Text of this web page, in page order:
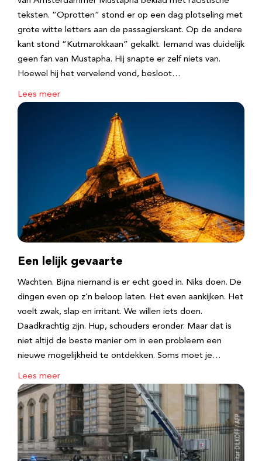
teksten. “Oprotten” stond er op een dag plotseling met
grote witte letters aan de passagierskant. Op de andere
kant stond “Kutmarokkaan” gekalkt. Iemand was duidelijk
geen fan van Mustapha. Hij snapte er zelf niets van.
Hoewel hij het vervelend vond, besloot…
Lees meer
Een lelijk gevaarte
Wachten. Bijna niemand is er echt goed in. Niks doen. De
dingen even op z’n beloop laten. Het even aankijken. Het
voelt zwak, slap en irritant. We willen iets doen.
Daadkrachtig zijn. Hup, schouders eronder. Maar dat is
niet altijd de beste manier om in een probleem een
nieuwe mogelijkheid te ontdekken. Soms moet je…
Lees meer